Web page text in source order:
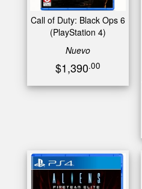
Call of Duty: Black Ops 6
(PlayStation 4)
Nuevo
$1,390.00